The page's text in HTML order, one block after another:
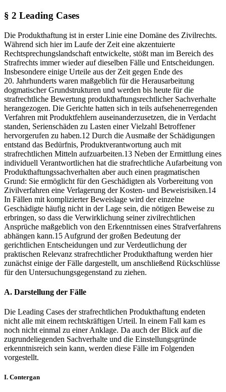
§ 2 Leading Cases
Die Produkthaftung ist in erster Linie eine Domäne des Zivilrechts.
Während sich hier im Laufe der Zeit eine akzentuierte
Rechtsprechungslandschaft entwickelte, stößt man im Bereich des
Strafrechts immer wieder auf dieselben Fälle und Entscheidungen.
Insbesondere einige Urteile aus der Zeit gegen Ende des
20. Jahrhunderts waren maßgeblich für die Herausarbeitung
dogmatischer Grundstrukturen und werden bis heute für die
strafrechtliche Bewertung produkthaftungsrechtlicher Sachverhalte
herangezogen. Die Gerichte hatten sich in teils aufsehenerregenden
Verfahren mit Produktfehlern auseinanderzusetzen, die in Verdacht
standen, Serienschäden zu Lasten einer Vielzahl Betroffener
hervorgerufen zu haben.12 Durch die Ausmaße der Schädigungen
entstand das Bedürfnis, Produktverantwortung auch mit
strafrechtlichen Mitteln aufzuarbeiten.13 Neben der Ermittlung eines
individuell Verantwortlichen hat die strafrechtliche Aufarbeitung von
Produkthaftungssachverhalten aber auch einen pragmatischen
Grund: Sie ermöglicht für den Geschädigten als Vorbereitung von
Zivilverfahren eine Verlagerung der Kosten- und Beweisrisiken.14
In Fällen mit komplizierter Beweislage wird der einzelne
Geschädigte häufig nicht in der Lage sein, die nötigen Beweise zu
erbringen, so dass die Verwirklichung seiner zivilrechtlichen
Ansprüche maßgeblich von den Erkenntnissen eines Strafverfahrens
abhängen kann.15 Aufgrund der großen Bedeutung der
gerichtlichen Entscheidungen und zur Verdeutlichung der
praktischen Relevanz strafrechtlicher Produkthaftung werden hier
zunächst einige der Fälle dargestellt, um anschließend Rückschlüsse
für den Untersuchungsgegenstand zu ziehen.
A. Darstellung der Fälle
Die Leading Cases der strafrechtlichen Produkthaftung endeten
nicht alle mit einem rechtskräftigen Urteil. In einem Fall kam es
noch nicht einmal zu einer Anklage. Da auch der Blick auf die
zugrundeliegenden Sachverhalte und die Einstellungsgründe
erkenntnisreich sein kann, werden diese Fälle im Folgenden
vorgestellt.
I. Contergan